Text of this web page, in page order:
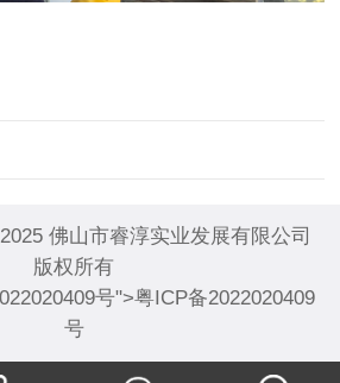
佛山市睿淳实业发展有限公司
版权所有
号">粤ICP备2022020409
号